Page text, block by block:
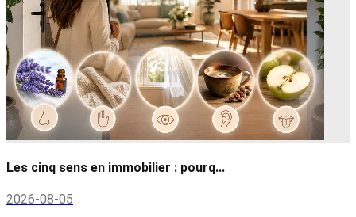
Les cinq sens en immobilier : pourq...
2026-08-05